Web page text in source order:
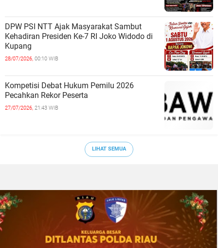
DPW PSI NTT Ajak Masyarakat Sambut
Kehadiran Presiden Ke-7 RI Joko Widodo di
Kupang
28/07/2026, 00:10 WIB
Kompetisi Debat Hukum Pemilu 2026
Pecahkan Rekor Peserta
27/07/2026, 21:43 WIB
LIHAT SEMUA